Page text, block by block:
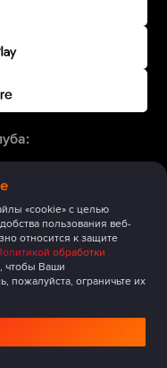
«cookie» с целью
пользования веб-
относится к защите
обработки
чтобы Ваши
пожалуйста, ограничьте их